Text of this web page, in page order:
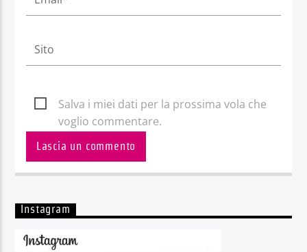
Salva i miei dati per la prossima vola che
voglio commentare.
Instagram